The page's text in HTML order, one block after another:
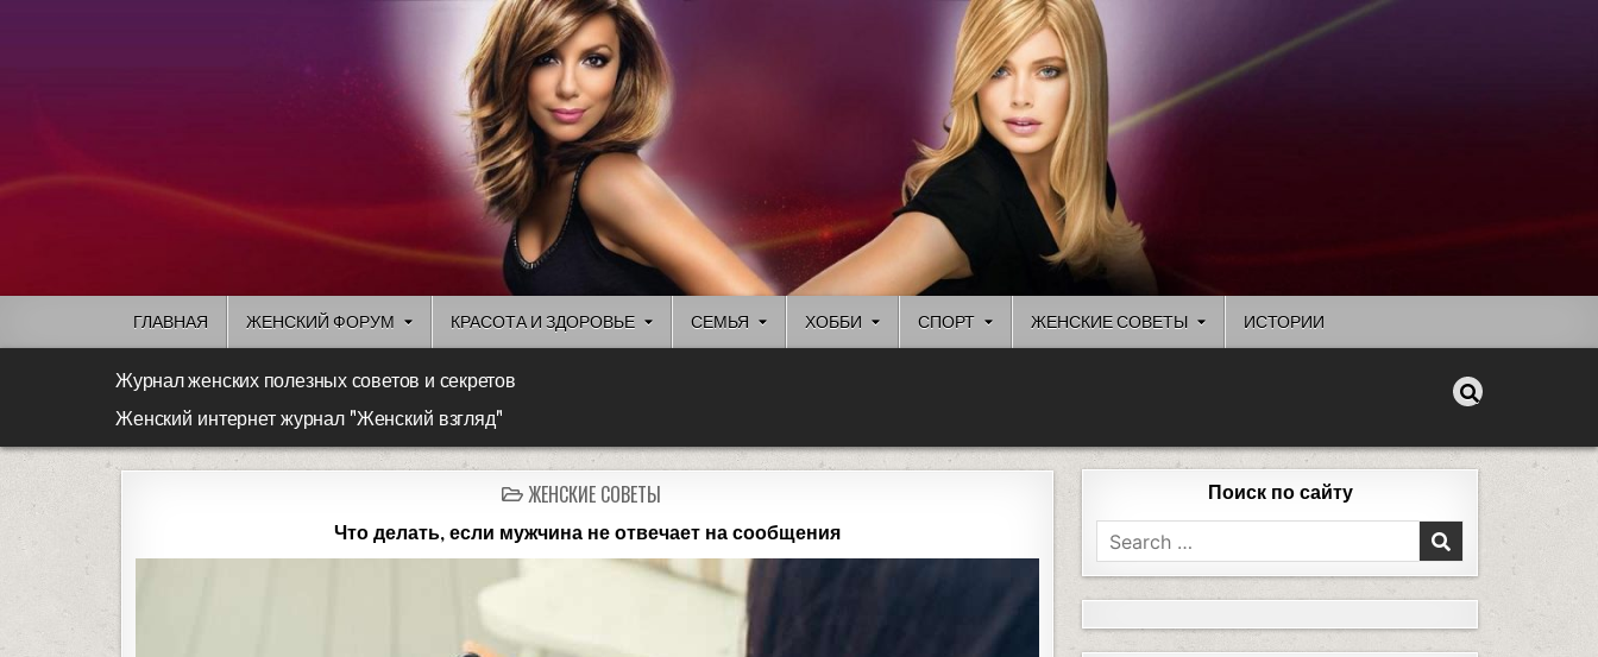
ГЛАВНАЯ ЖЕНСКИЙ ФОРУМ КРАСОТА И ЗДОРОВЬЕ СЕМЬЯ ХОББИ СПОРТ ЖЕНСКИЕ СОВЕТЫ ИСТОРИИ
Журнал женских полезных советов и секретов
Женский интернет журнал "Женский взгляд"
ЖЕНСКИЕ СОВЕТЫ
Что делать, если мужчина не отвечает на сообщения
Поиск по сайту